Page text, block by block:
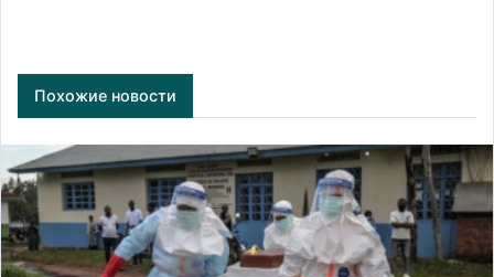
Похожие новости